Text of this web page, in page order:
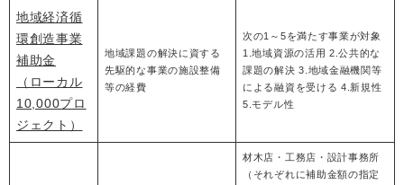
地域経済循
環創造事業
補助金
（ローカル
10,000プロ
ジェクト）
地域課題の解決に資する
先駆的な事業の施設整備
等の経費
次の1～5を満たす事業が対象
1.地域資源の活用 2.公共的な
課題の解決 3.地域金融機関等
による融資を受ける 4.新規性
5.モデル性
材木店・工務店・設計事務所
（それぞれに補助金額の指定